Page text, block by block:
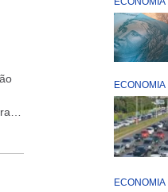
ECONOMIA
ECONOMIA